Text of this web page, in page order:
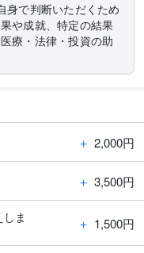
身で判断いただくため
や成就、特定の結果
療・法律・投資の助
＋ 2,000円
＋ 3,500円
ま
＋ 1,500円